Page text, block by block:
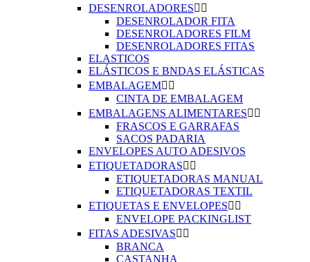
DESENROLADORES 
DESENROLADOR FITA
DESENROLADORES FILM
DESENROLADORES FITAS
ELASTICOS
ELÁSTICOS E BNDAS ELÁSTICAS
EMBALAGEM 
CINTA DE EMBALAGEM
EMBALAGENS ALIMENTARES 
FRASCOS E GARRAFAS
SACOS PADARIA
ENVELOPES AUTO ADESIVOS
ETIQUETADORAS 
ETIQUETADORAS MANUAL
ETIQUETADORAS TEXTIL
ETIQUETAS E ENVELOPES 
ENVELOPE PACKINGLIST
FITAS ADESIVAS 
BRANCA
CASTANHA